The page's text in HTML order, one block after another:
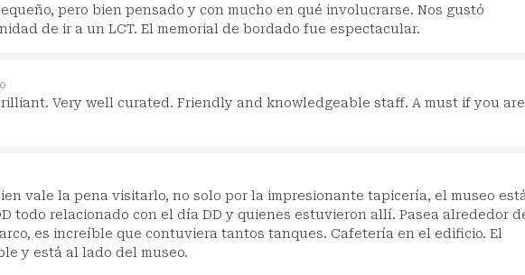
pero bien pensado y con mucho en qué involucrarse. Nos gustó
de ir a un LCT. El memorial de bordado fue espectacular.
Very well curated. Friendly and knowledgeable staff. A must if you are
vale la pena visitarlo, no solo por la impresionante tapicería, el museo
todo relacionado con el día DD y quienes estuvieron allí. Pasea alrededor
es increíble que contuviera tantos tanques. Cafetería en el edificio. El
y está al lado del museo.